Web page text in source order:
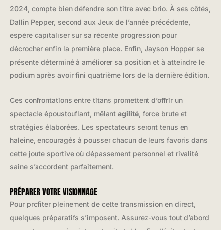
2024, compte bien défendre son titre avec brio. À ses côtés,
Dallin Pepper, second aux Jeux de l’année précédente,
espère capitaliser sur sa récente progression pour
décrocher enfin la première place. Enfin, Jayson Hopper se
présente déterminé à améliorer sa position et à atteindre le
podium après avoir fini quatrième lors de la dernière édition.
Ces confrontations entre titans promettent d’offrir un
spectacle époustouflant, mêlant agilité , force brute et
stratégies élaborées. Les spectateurs seront tenus en
haleine, encouragés à pousser chacun de leurs favoris dans
cette joute sportive où dépassement personnel et rivalité
saine s’accordent parfaitement.
PRÉPARER VOTRE VISIONNAGE
Pour profiter pleinement de cette transmission en direct,
quelques préparatifs s’imposent. Assurez-vous tout d’abord